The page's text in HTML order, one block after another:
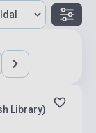
Library)